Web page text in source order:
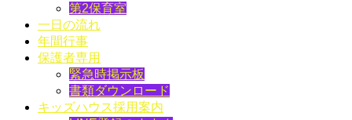
第2保育室
一日の流れ
年間行事
保護者専用
緊急時掲示板
書類ダウンロード
キッズハウス採用案内